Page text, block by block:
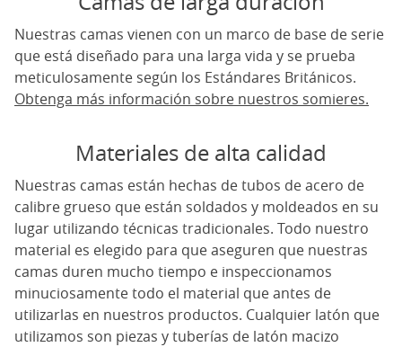
Nuestras camas vienen con un marco de base de serie
que está diseñado para una larga vida y se prueba
meticulosamente según los Estándares Británicos.
Obtenga más información sobre nuestros somieres.
Materiales de alta calidad
Nuestras camas están hechas de tubos de acero de
calibre grueso que están soldados y moldeados en su
lugar utilizando técnicas tradicionales. Todo nuestro
material es elegido para que aseguren que nuestras
camas duren mucho tiempo e inspeccionamos
minuciosamente todo el material que antes de
utilizarlas en nuestros productos. Cualquier latón que
utilizamos son piezas y tuberías de latón macizo